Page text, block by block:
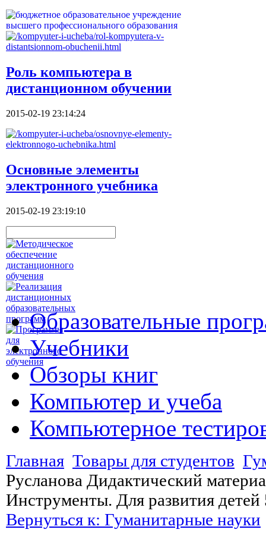
Роль компьютера в
дистанционном обучении
2015-02-19 23:14:24
Основные элементы
электронного учебника
2015-02-19 23:19:10
Образовательные
Учебники
Обзоры книг
Компьютер и учеба
Компьютерное
Главная Товары для студентов
Русланова Дидактический
Инструменты. Для развития детей
Вернуться к: Гуманитарные науки